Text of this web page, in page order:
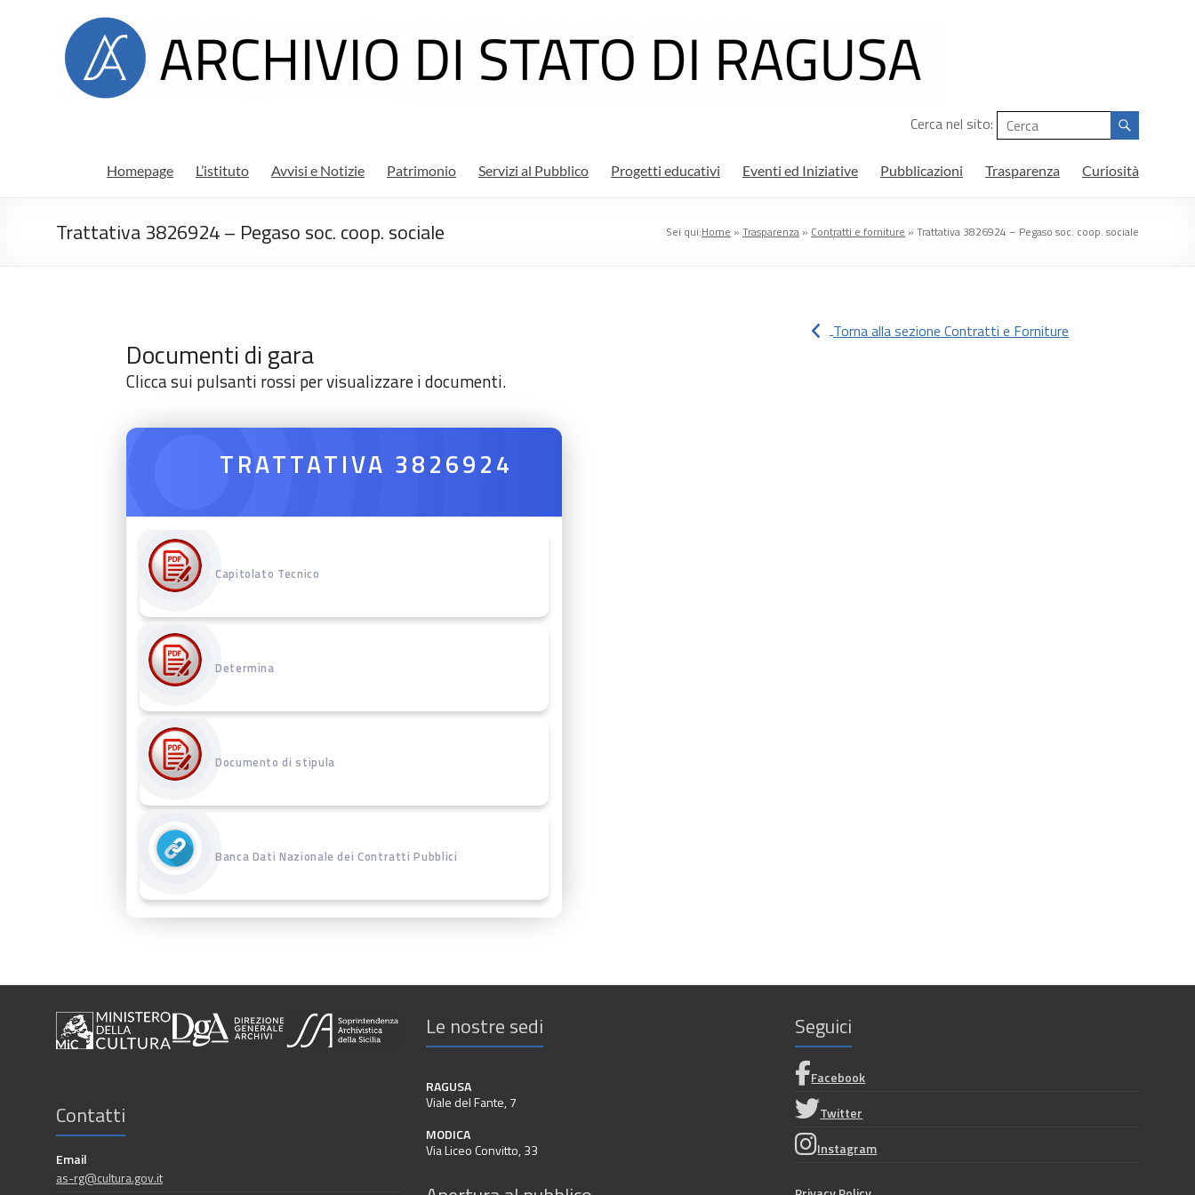
Archivio
di
stato
Ragusa
Cerca nel sito:
Homepage L’istituto Avvisi e Notizie Patrimonio Servizi al Pubblico Progetti educativi Eventi ed Iniziative Pubblicazioni Trasparenza Curiosità
Trattativa 3826924 – Pegaso soc. coop. sociale Sei qui:Home » Trasparenza » Contratti e forniture » Trattativa 3826924 – Pegaso soc. coop. sociale
Torna alla sezione Contratti e Forniture
Documenti di gara
Clicca sui pulsanti rossi per visualizzare i documenti.
TRATTATIVA 3826924
Capitolato Tecnico
Determina
Documento di stipula
Banca Dati Nazionale dei Contratti Pubblici
Contatti
Email
as-rg@cultura.gov.it
Le nostre sedi
RAGUSA
Viale del Fante, 7
MODICA
Via Liceo Convitto, 33
Seguici
Facebook
Twitter
Instagram